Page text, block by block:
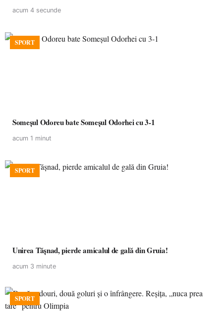
acum 4 secunde
SPORT
Someșul Odoreu bate Someșul Odorhei cu 3-1
acum 1 minut
SPORT
Unirea Tășnad, pierde amicalul de gală din Gruia!
acum 3 minute
SPORT